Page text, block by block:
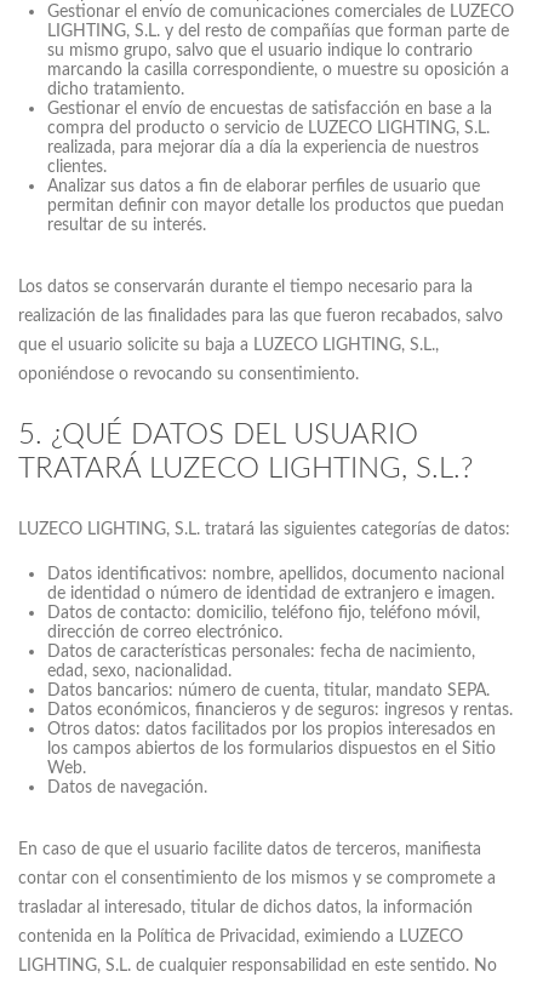
Gestionar el envío de comunicaciones comerciales de LUZECO
LIGHTING, S.L. y del resto de compañías que forman parte de
su mismo grupo, salvo que el usuario indique lo contrario
marcando la casilla correspondiente, o muestre su oposición a
dicho tratamiento.
Gestionar el envío de encuestas de satisfacción en base a la
compra del producto o servicio de LUZECO LIGHTING, S.L.
realizada, para mejorar día a día la experiencia de nuestros
clientes.
Analizar sus datos a fin de elaborar perfiles de usuario que
permitan definir con mayor detalle los productos que puedan
resultar de su interés.
Los datos se conservarán durante el tiempo necesario para la
realización de las finalidades para las que fueron recabados, salvo
que el usuario solicite su baja a LUZECO LIGHTING, S.L.,
oponiéndose o revocando su consentimiento.
5. ¿QUÉ DATOS DEL USUARIO
TRATARÁ LUZECO LIGHTING, S.L.?
LUZECO LIGHTING, S.L. tratará las siguientes categorías de datos:
Datos identificativos: nombre, apellidos, documento nacional
de identidad o número de identidad de extranjero e imagen.
Datos de contacto: domicilio, teléfono fijo, teléfono móvil,
dirección de correo electrónico.
Datos de características personales: fecha de nacimiento,
edad, sexo, nacionalidad.
Datos bancarios: número de cuenta, titular, mandato SEPA.
Datos económicos, financieros y de seguros: ingresos y rentas.
Otros datos: datos facilitados por los propios interesados en
los campos abiertos de los formularios dispuestos en el Sitio
Web.
Datos de navegación.
En caso de que el usuario facilite datos de terceros, manifiesta
contar con el consentimiento de los mismos y se compromete a
trasladar al interesado, titular de dichos datos, la información
contenida en la Política de Privacidad, eximiendo a LUZECO
LIGHTING, S.L. de cualquier responsabilidad en este sentido. No